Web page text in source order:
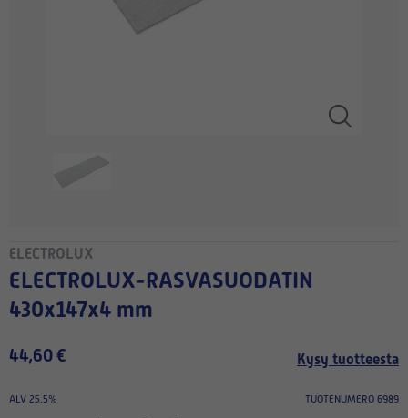
ELECTROLUX
ELECTROLUX-RASVASUODATIN
430x147x4 mm
44,60 € Kysy tuotteesta
ALV 25.5% TUOTENUMERO 6989